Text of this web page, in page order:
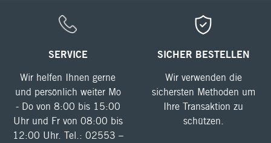
SERVICE
Wir helfen Ihnen gerne
und persönlich weiter Mo
- Do von 8:00 bis 15:00
Uhr und Fr von 08:00 bis
12:00 Uhr. Tel.: 02553 –
SICHER BESTELLEN
Wir verwenden die
sichersten Methoden um
Ihre Transaktion zu
schützen.